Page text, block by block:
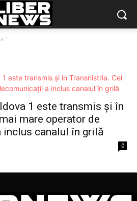
1
1 este transmis și în
mare operator de
canalul în grilă
0